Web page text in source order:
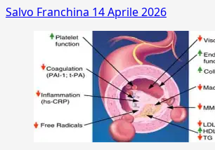
Salvo Franchina 14 Aprile 2026